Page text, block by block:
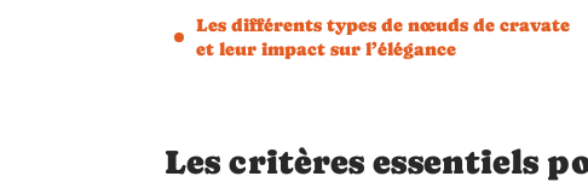
Les différents types de nœuds de cravate
et leur impact sur l’élégance
Les critères essentiels